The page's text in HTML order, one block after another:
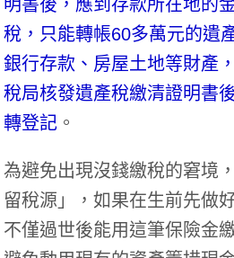
明書後，應到存款所在地的
稅，只能轉帳60多萬元的遺
銀行存款、房屋土地等財產
稅局核發遺產稅繳清證明書
轉登記 。
為避免出現沒錢繳稅的窘境
留稅源」，如果在生前先做
不僅過世後能用這筆保險金